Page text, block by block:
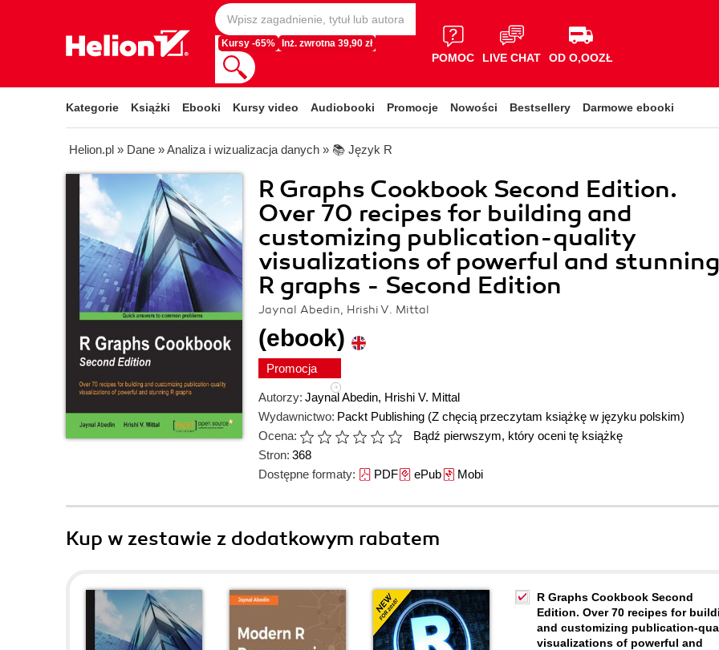
Kursy -65% Inż. zwrotna 39,90 zł
POMOC LIVE CHAT OD O,OOZŁ
Kategorie Książki Ebooki Kursy video Audiobooki Promocje Nowości Bestsellery Darmowe ebooki
Helion.pl » Dane »Analiza i wizualizacja danych » 📚 Język R
R Graphs Cookbook Second Edition.
Over 70 recipes for building and
customizing publication-quality
visualizations of powerful and stunning
R graphs - Second Edition
Jaynal Abedin, Hrishi V. Mittal
(ebook)
Promocja
Autorzy: Jaynal Abedin, Hrishi V. Mittal
Wydawnictwo: Packt Publishing (Z chęcią przeczytam książkę w języku polskim)
Ocena:
Bądź pierwszym, który oceni tę książkę
Stron: 368
Dostępne formaty: PDFePubMobi
Kup w zestawie z dodatkowym rabatem
R Graphs Cookbook Second
Edition. Over 70 recipes for
and customizing publication-
visualizations of powerful and